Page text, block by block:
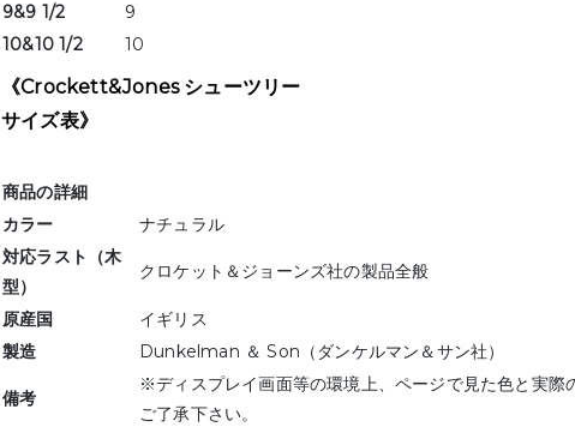
《Crockett&Jones シューツリー
サイズ表》
9&9 1/2
9
10&10 1/2
10
商品の詳細
カラー
ナチュラル
対応ラスト（木
型）
クロケット＆ジョーンズ社の製品全般
原産国
イギリス
製造
Dunkelman ＆ Son（ダンケルマン＆サン社）
備考
※ディスプレイ画面等の環境上、ページで見た色と実際
ご了承下さい。